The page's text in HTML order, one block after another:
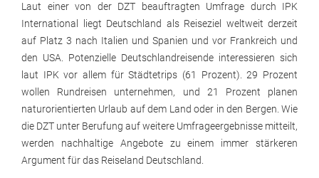
Laut einer von der DZT beauftragten Umfrage durch IPK
International liegt Deutschland als Reiseziel weltweit derzeit
auf Platz 3 nach Italien und Spanien und vor Frankreich und
den USA. Potenzielle Deutschlandreisende interessieren sich
laut IPK vor allem für Städtetrips (61 Prozent). 29 Prozent
wollen Rundreisen unternehmen, und 21 Prozent planen
naturorientierten Urlaub auf dem Land oder in den Bergen. Wie
die DZT unter Berufung auf weitere Umfrageergebnisse mitteilt,
werden nachhaltige Angebote zu einem immer stärkeren
Argument für das Reiseland Deutschland.